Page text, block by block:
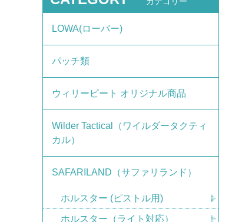
LOWA(ローバー)
パッチ類
ウィリーピート オリジナル商品
Wilder Tactical（ワイルダータクティ
カル）
SAFARILAND（サファリランド）
ホルスター (ピストル用)
ホルスター（ライト対応）